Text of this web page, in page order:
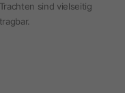
Trachten sind vielseitig
tragbar.